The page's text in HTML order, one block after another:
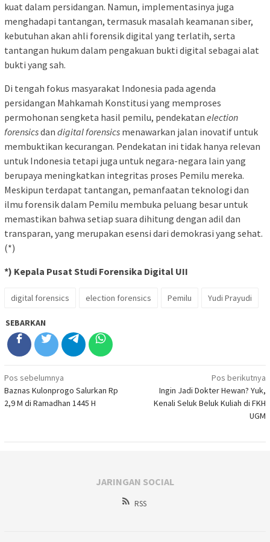
kuat dalam persidangan. Namun, implementasinya juga
menghadapi tantangan, termasuk masalah keamanan siber,
kebutuhan akan ahli forensik digital yang terlatih, serta
tantangan hukum dalam pengakuan bukti digital sebagai alat
bukti yang sah.
Di tengah fokus masyarakat Indonesia pada agenda
persidangan Mahkamah Konstitusi yang memproses
permohonan sengketa hasil pemilu, pendekatan election
forensicsdan digital forensics menawarkan jalan inovatif untuk
membuktikan kecurangan. Pendekatan ini tidak hanya relevan
untuk Indonesia tetapi juga untuk negara-negara lain yang
berupaya meningkatkan integritas proses Pemilu mereka.
Meskipun terdapat tantangan, pemanfaatan teknologi dan
ilmu forensik dalam Pemilu membuka peluang besar untuk
memastikan bahwa setiap suara dihitung dengan adil dan
transparan, yang merupakan esensi dari demokrasi yang sehat.
(*)
*) Kepala Pusat Studi Forensika Digital UII
digital forensics election forensics Pemilu Yudi Prayudi
SEBARKAN
Navigasi
pos
Pos sebelumnya
Baznas Kulonprogo Salurkan Rp
2,9 M di Ramadhan 1445 H
Pos berikutnya
Ingin Jadi Dokter Hewan? Yuk,
Kenali Seluk Beluk Kuliah di FKH
UGM
JARINGAN SOCIAL
RSS